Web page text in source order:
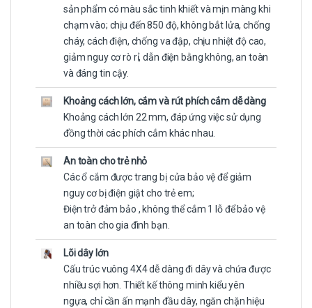
sản phẩm có màu sắc tinh khiết và mịn màng khi
chạm vào; chịu đến 850 độ, không bắt lửa, chống
cháy, cách điện, chống va đập, chịu nhiệt độ cao,
giảm nguy cơ rò rỉ, dẫn điện bằng không, an toàn
và đáng tin cậy.
Khoảng cách lớn, cắm và rút phích cắm dễ dàng
Khoảng cách lớn 22 mm, đáp ứng việc sử dụng
đồng thời các phích cắm khác nhau.
An toàn cho trẻ nhỏ
Các ổ cắm được trang bị cửa bảo vệ để giảm
nguy cơ bị điện giật cho trẻ em;
Điện trở đảm bảo , không thể cắm 1 lỗ để bảo vệ
an toàn cho gia đình bạn.
Lõi dây lớn
Cấu trúc vuông 4X4 dễ dàng đi dây và chứa được
nhiều sợi hơn. Thiết kế thông minh kiểu yên
ngựa, chỉ cần ấn mạnh đầu dây, ngăn chặn hiệu